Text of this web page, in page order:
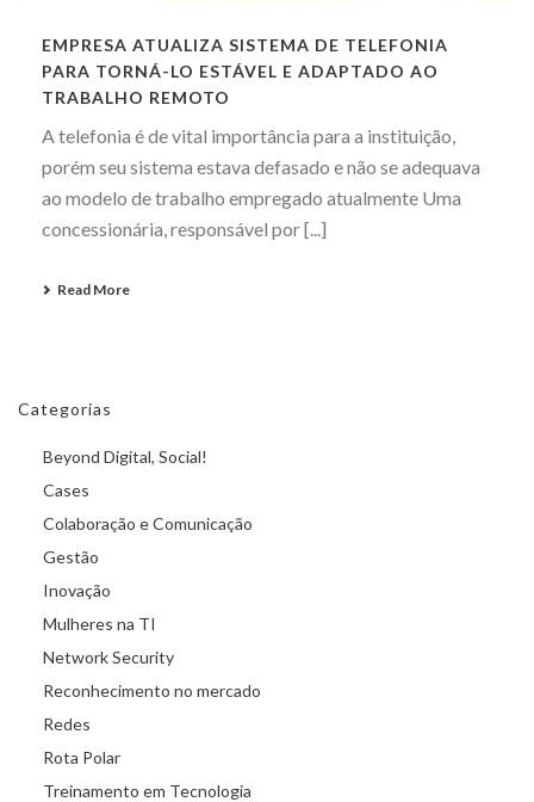
EMPRESA ATUALIZA SISTEMA DE TELEFONIA
PARA TORNÁ-LO ESTÁVEL E ADAPTADO AO
TRABALHO REMOTO
A telefonia é de vital importância para a instituição,
porém seu sistema estava defasado e não se adequava
ao modelo de trabalho empregado atualmente Uma
concessionária, responsável por [...]
Read More
Categorias
Beyond Digital, Social!
Cases
Colaboração e Comunicação
Gestão
Inovação
Mulheres na TI
Network Security
Reconhecimento no mercado
Redes
Rota Polar
Treinamento em Tecnologia